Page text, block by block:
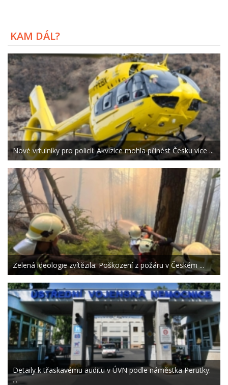
KAM DÁL?
Nové vrtulníky pro policii: Akvizice mohla přinést Česku více ...
Zelená ideologie zvítězila: Poškození z požáru v Českém ...
Detaily k třaskavému auditu v ÚVN podle náměstka Perutky:
...